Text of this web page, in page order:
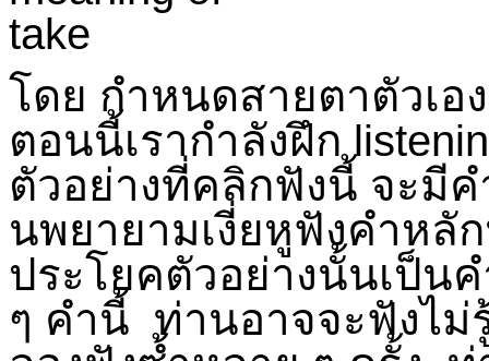
โดย กำหนดสายตาตัวเอ
ตอนนี้เรากำลังฝึก
ตัวอย่างที่คลิกฟังนี้ จะมี
นพยายามเงี่ยหูฟังคำหลั
ประโยคตัวอย่างนั้นเป็น
ๆ คำนี้ ท่านอาจจะฟังไม่